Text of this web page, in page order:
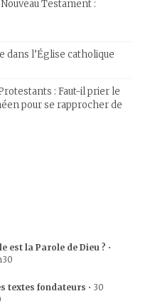
Testament :
dans l’Église catholique
: Faut-il prier le
pour se rapprocher de
est la Parole de Dieu ? •
textes fondateurs • 30